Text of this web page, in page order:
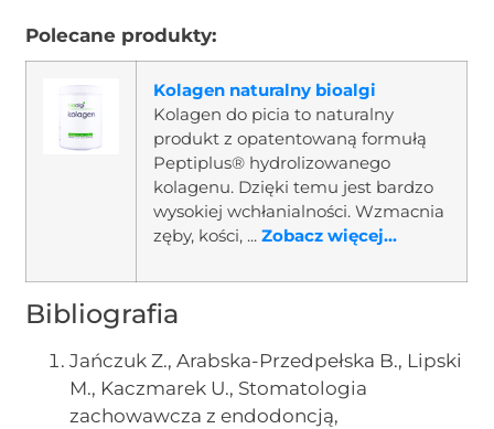
Polecane produkty:
Kolagen naturalny bioalgi
Kolagen do picia to naturalny
produkt z opatentowaną formułą
Peptiplus® hydrolizowanego
kolagenu. Dzięki temu jest bardzo
wysokiej wchłanialności. Wzmacnia
zęby, kości, ...Zobacz więcej...
Bibliografia
Jańczuk Z., Arabska-Przedpełska B., Lipski
M., Kaczmarek U., Stomatologia
zachowawcza z endodoncją,